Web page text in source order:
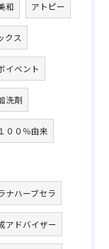
和 アトピー
クス
イベント
洗剤
００％由来
ナハーブセラ
アドバイザー